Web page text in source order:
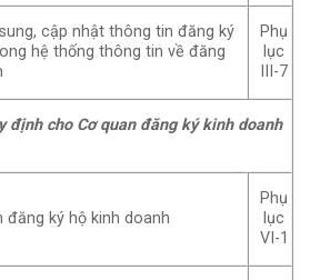
cập nhật thông tin đăng ký
hệ thống thông tin về đăng
Phụ
lục
III-7
định cho Cơ quan đăng ký kinh doanh
đăng ký hộ kinh doanh
Phụ
lục
VI-1